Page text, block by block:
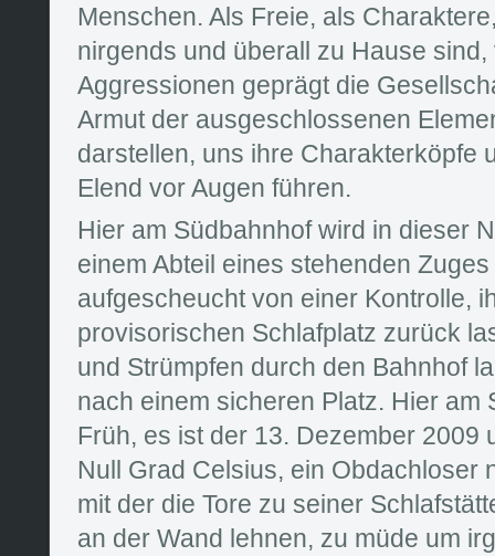
Menschen. Als Freie, als
nirgends und überall zu Hause
Aggressionen geprägt die
Armut der ausgeschlossenen
darstellen, uns ihre Charakterköpfe
Elend vor Augen führen.
Hier am Südbahnhof wird in dieser
einem Abteil eines stehenden
aufgescheucht von einer Kontrolle,
provisorischen Schlafplatz zurück
und Strümpfen durch den Bahnhof
nach einem sicheren Platz. Hier am
Früh, es ist der 13. Dezember 2009
Null Grad Celsius, ein Obdachloser
mit der die Tore zu seiner
an der Wand lehnen, zu müde um